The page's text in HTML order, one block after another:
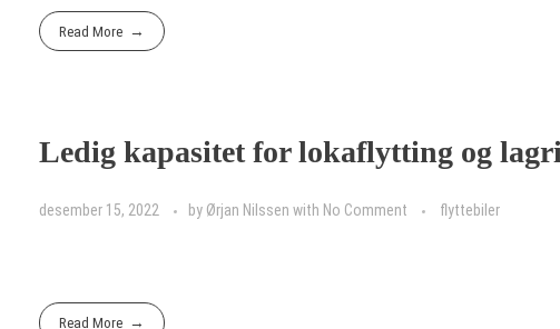
Read More
Ledig kapasitet for lokaflytting og
desember 15, 2022 by Ørjan Nilssen with No Comment flyttebiler
Read More